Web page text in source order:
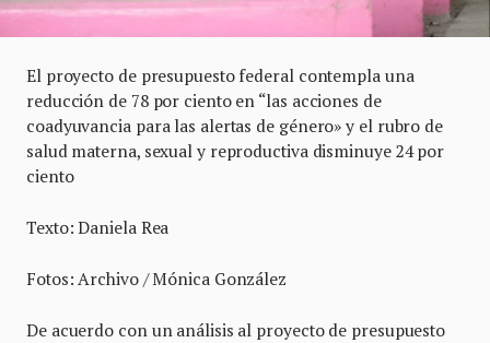
El proyecto de presupuesto federal contempla una
reducción de 78 por ciento en “las acciones de
coadyuvancia para las alertas de género» y el rubro de
salud materna, sexual y reproductiva disminuye 24 por
ciento
Texto: Daniela Rea
Fotos: Archivo / Mónica González
De acuerdo con un análisis al proyecto de presupuesto